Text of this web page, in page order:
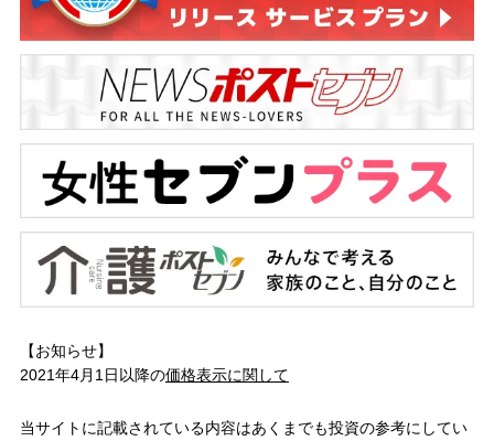
【お知らせ】
2021年4月1日以降の価格表示に関して
当サイトに記載されている内容はあくまでも投資の参考にしてい